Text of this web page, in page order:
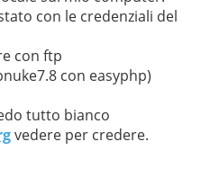
con le credenziali del
con ftp
con easyphp)
tutto bianco
vedere per credere.